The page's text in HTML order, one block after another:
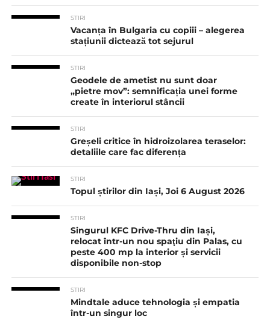
STIRI
Vacanța în Bulgaria cu copiii – alegerea
stațiunii dictează tot sejurul
STIRI
Geodele de ametist nu sunt doar
„pietre mov”: semnificația unei forme
create în interiorul stâncii
STIRI
Greșeli critice în hidroizolarea teraselor:
detaliile care fac diferența
STIRI
Topul știrilor din Iași, Joi 6 August 2026
STIRI
Singurul KFC Drive-Thru din Iași,
relocat într-un nou spaţiu din Palas, cu
peste 400 mp la interior și servicii
disponibile non-stop
STIRI
Mindtale aduce tehnologia și empatia
într-un singur loc